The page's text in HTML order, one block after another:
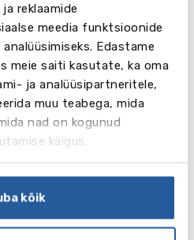
reklaamide
meedia funktsioonide
Edastame
meie saiti kasutate, ka oma
ja analüüsipartneritele,
muu teabega, mida
nad on kogunud
käigus.
kõik
huviklubi. Suure
mõttevahetuste
Duke of Edinburgh
lõunat on ettenähtud
osalemiseks.
College) aulas
Oxford Brookes ülikooli